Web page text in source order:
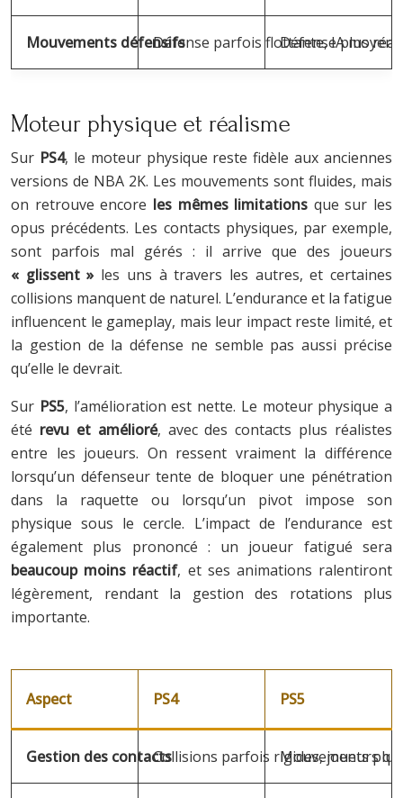
Mouvements défensifsDéfense parfois flottante, IA
Défense plus
Moteur physique et réalisme
Sur PS4, le moteur physique reste fidèle aux anciennes
versions de NBA 2K. Les mouvements sont fluides, mais
on retrouve encore les mêmes limitations que sur les
opus précédents. Les contacts physiques, par exemple,
sont parfois mal gérés : il arrive que des joueurs
« glissent » les uns à travers les autres, et certaines
collisions manquent de naturel. L’endurance et la fatigue
influencent le gameplay, mais leur impact reste limité, et
la gestion de la défense ne semble pas aussi précise
qu’elle le devrait.
Sur PS5, l’amélioration est nette. Le moteur physique a
été revu et amélioré, avec des contacts plus réalistes
entre les joueurs. On ressent vraiment la différence
lorsqu’un défenseur tente de bloquer une pénétration
dans la raquette ou lorsqu’un pivot impose son
physique sous le cercle. L’impact de l’endurance est
également plus prononcé : un joueur fatigué sera
beaucoup moins réactif, et ses animations ralentiront
légèrement, rendant la gestion des rotations plus
importante.
Aspect PS4 PS5
Gestion des contactsCollisions parfois rigides, joueurs
Mouvements